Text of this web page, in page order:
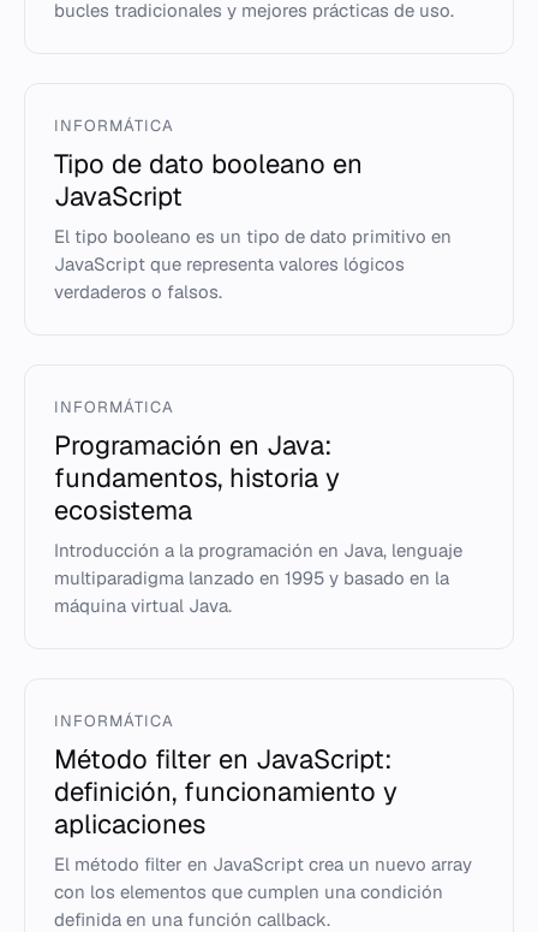
bucles tradicionales y mejores prácticas de uso.
INFORMÁTICA
Tipo de dato booleano en
JavaScript
El tipo booleano es un tipo de dato primitivo en
JavaScript que representa valores lógicos
verdaderos o falsos.
INFORMÁTICA
Programación en Java:
fundamentos, historia y
ecosistema
Introducción a la programación en Java, lenguaje
multiparadigma lanzado en 1995 y basado en la
máquina virtual Java.
INFORMÁTICA
Método filter en JavaScript:
definición, funcionamiento y
aplicaciones
El método filter en JavaScript crea un nuevo array
con los elementos que cumplen una condición
definida en una función callback.